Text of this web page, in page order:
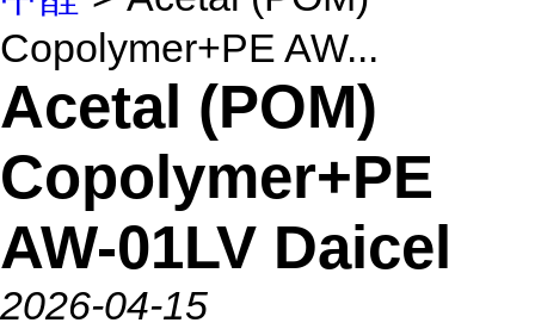
Copolymer+PE AW...
Acetal (POM)
Copolymer+PE
AW-01LV Daicel
2026-04-15